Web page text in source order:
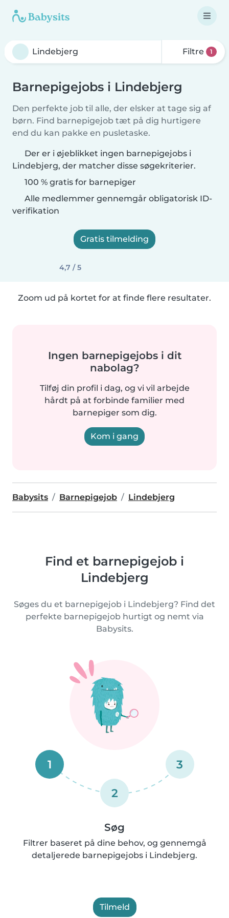
Filtre 1
Barnepigejobs i Lindebjerg
Den perfekte job til alle, der elsker at tage sig af
børn. Find barnepigejob tæt på dig hurtigere
end du kan pakke en pusletaske.
Der er i øjeblikket ingen barnepigejobs i
Lindebjerg, der matcher disse søgekriterier.
100 % gratis for barnepiger
Alle medlemmer gennemgår obligatorisk ID-
verifikation
Gratis tilmelding
4,7 / 5
Zoom ud på kortet for at finde flere resultater.
Ingen barnepigejobs i dit
nabolag?
Tilføj din profil i dag, og vi vil arbejde
hårdt på at forbinde familier med
barnepiger som dig.
Kom i gang
Babysits Barnepigejob Lindebjerg
Find et barnepigejob i
Lindebjerg
Søges du et barnepigejob i Lindebjerg? Find det
perfekte barnepigejob hurtigt og nemt via
Babysits.
1
2
3
Søg
Filtrer baseret på dine behov, og gennemgå
detaljerede barnepigejobs i Lindebjerg.
Tilmeld